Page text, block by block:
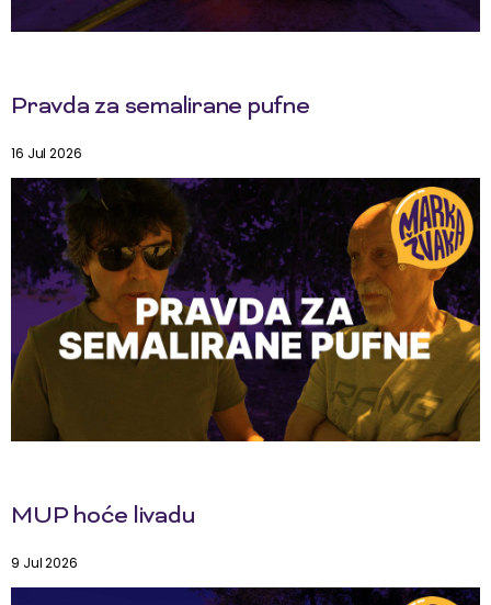
Pravda za semalirane pufne
16 Jul 2026
MUP hoće livadu
9 Jul 2026